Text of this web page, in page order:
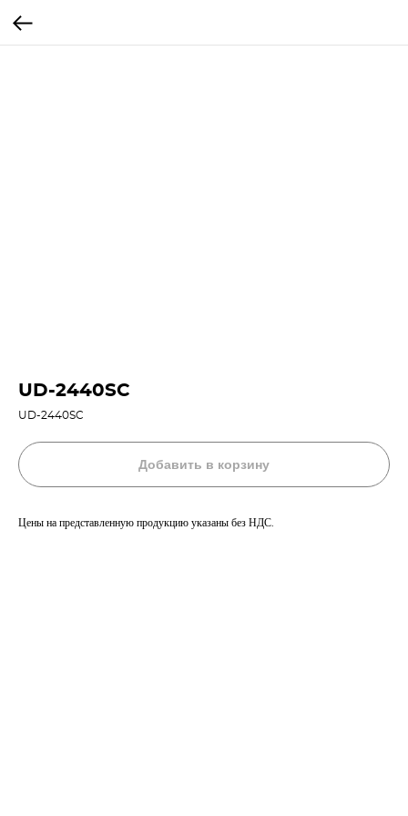
UD-2440SC
UD-2440SC
Добавить в корзину
Цены на представленную продукцию указаны без НДС.